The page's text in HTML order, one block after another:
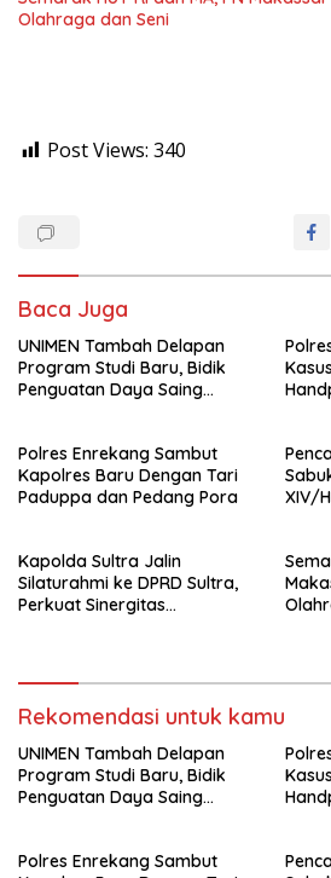
Olahraga dan Seni
Post Views: 340
Baca Juga
UNIMEN Tambah Delapan
Program Studi Baru, Bidik
Penguatan Daya Saing
Polres Enrekang Sambut
Kapolres Baru Dengan Tari
Paduppa dan Pedang Pora
XIV/
Kapolda Sultra Jalin
Silaturahmi ke DPRD Sultra,
Perkuat Sinergitas
Rekomendasi untuk kamu
UNIMEN Tambah Delapan
Program Studi Baru, Bidik
Penguatan Daya Saing
Polres Enrekang Sambut